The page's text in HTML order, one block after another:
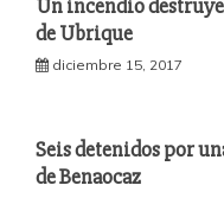
Un incendio
de Ubrique
diciembre 15, 2017
Seis detenidos por
de Benaocaz